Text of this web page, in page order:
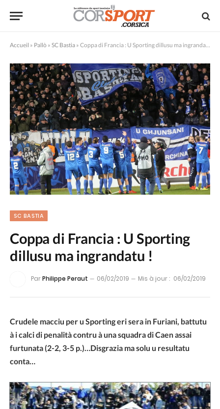
Accueil » Pallò » SC Bastia » Coppa di Francia : U Sporting dillusu ma ingrandatu !
SC BASTIA
Coppa di Francia : U Sporting
dillusu ma ingrandatu !
ParPhilippe Peraut 06/02/2019 Mis à jour : 06/02/2019
Crudele macciu per u Sporting eri sera in Furiani, battutu
à i calci di penalità contru à una squadra di Caen assai
furtunata (2-2, 3-5 p.)…Disgrazia ma solu u resultatu
conta…